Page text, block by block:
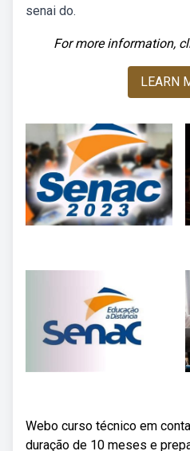
senai do.
For more information,
LEARN
Webo curso técnico em
duração de 10 meses e